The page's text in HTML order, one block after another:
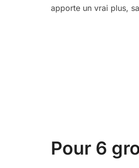
apporte un vrai plus,
Pour 6